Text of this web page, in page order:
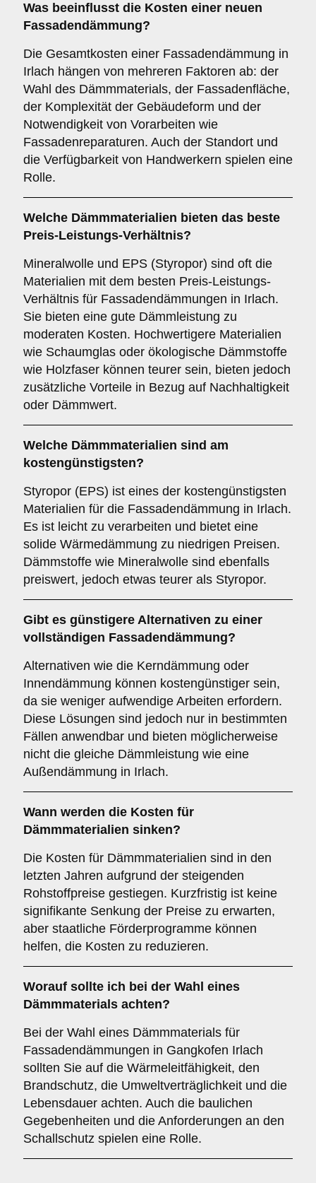
Was beeinflusst die Kosten einer neuen
Fassadendämmung?
Die Gesamtkosten einer Fassadendämmung in
Irlach hängen von mehreren Faktoren ab: der
Wahl des Dämmmaterials, der Fassadenfläche,
der Komplexität der Gebäudeform und der
Notwendigkeit von Vorarbeiten wie
Fassadenreparaturen. Auch der Standort und
die Verfügbarkeit von Handwerkern spielen eine
Rolle.
Welche Dämmmaterialien bieten das beste
Preis-Leistungs-Verhältnis?
Mineralwolle und EPS (Styropor) sind oft die
Materialien mit dem besten Preis-Leistungs-
Verhältnis für Fassadendämmungen in Irlach.
Sie bieten eine gute Dämmleistung zu
moderaten Kosten. Hochwertigere Materialien
wie Schaumglas oder ökologische Dämmstoffe
wie Holzfaser können teurer sein, bieten jedoch
zusätzliche Vorteile in Bezug auf Nachhaltigkeit
oder Dämmwert.
Welche Dämmmaterialien sind am
kostengünstigsten?
Styropor (EPS) ist eines der kostengünstigsten
Materialien für die Fassadendämmung in Irlach.
Es ist leicht zu verarbeiten und bietet eine
solide Wärmedämmung zu niedrigen Preisen.
Dämmstoffe wie Mineralwolle sind ebenfalls
preiswert, jedoch etwas teurer als Styropor.
Gibt es günstigere Alternativen zu einer
vollständigen Fassadendämmung?
Alternativen wie die Kerndämmung oder
Innendämmung können kostengünstiger sein,
da sie weniger aufwendige Arbeiten erfordern.
Diese Lösungen sind jedoch nur in bestimmten
Fällen anwendbar und bieten möglicherweise
nicht die gleiche Dämmleistung wie eine
Außendämmung in Irlach.
Wann werden die Kosten für
Dämmmaterialien sinken?
Die Kosten für Dämmmaterialien sind in den
letzten Jahren aufgrund der steigenden
Rohstoffpreise gestiegen. Kurzfristig ist keine
signifikante Senkung der Preise zu erwarten,
aber staatliche Förderprogramme können
helfen, die Kosten zu reduzieren.
Worauf sollte ich bei der Wahl eines
Dämmmaterials achten?
Bei der Wahl eines Dämmmaterials für
Fassadendämmungen in Gangkofen Irlach
sollten Sie auf die Wärmeleitfähigkeit, den
Brandschutz, die Umweltverträglichkeit und die
Lebensdauer achten. Auch die baulichen
Gegebenheiten und die Anforderungen an den
Schallschutz spielen eine Rolle.